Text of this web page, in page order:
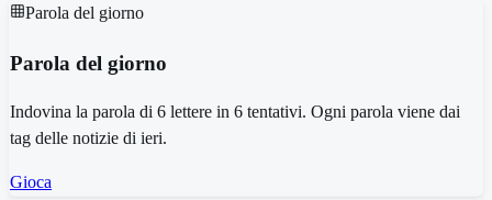
Parola del giorno
Parola del giorno
Indovina la parola di 6 lettere in 6 tentativi. Ogni parola viene dai
tag delle notizie di ieri.
Gioca